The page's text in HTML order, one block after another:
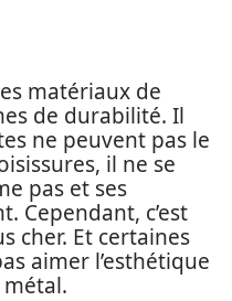
matériaux de
de durabilité. Il
ne peuvent pas le
il ne se
pas et ses
Cependant, c’est
cher. Et certaines
aimer l’esthétique
métal.